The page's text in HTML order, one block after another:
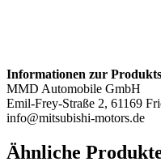
Informationen zur
MMD Automobile GmbH
Emil-Frey-Straße 2, 61169
info@mitsubishi-motors.de
Ähnliche